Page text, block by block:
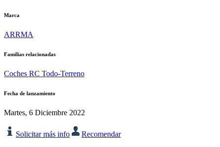
Marca
ARRMA
Familias relacionadas
Coches RC Todo-Terreno
Fecha de lanzamiento
Martes, 6 Diciembre 2022
Solicitar más info Recomendar